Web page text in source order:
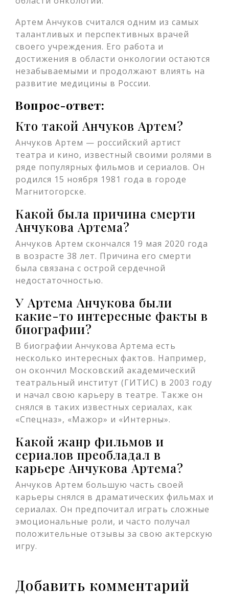
Артем Анчуков считался одним из самых
талантливых и перспективных врачей
своего учреждения. Его работа и
достижения в области онкологии остаются
незабываемыми и продолжают влиять на
развитие медицины в России.
Вопрос-ответ:
Кто такой Анчуков Артем?
Анчуков Артем — российский артист
театра и кино, известный своими ролями в
ряде популярных фильмов и сериалов. Он
родился 15 ноября 1981 года в городе
Магнитогорске.
Какой была причина смерти
Анчукова Артема?
Анчуков Артем скончался 19 мая 2020 года
в возрасте 38 лет. Причина его смерти
была связана с острой сердечной
недостаточностью.
У Артема Анчукова были
какие-то интересные факты в
биографии?
В биографии Анчукова Артема есть
несколько интересных фактов. Например,
он окончил Московский академический
театральный институт (ГИТИС) в 2003 году
и начал свою карьеру в театре. Также он
снялся в таких известных сериалах, как
«Спецназ», «Мажор» и «Интерны».
Какой жанр фильмов и
сериалов преобладал в
карьере Анчукова Артема?
Анчуков Артем большую часть своей
карьеры снялся в драматических фильмах и
сериалах. Он предпочитал играть сложные
эмоциональные роли, и часто получал
положительные отзывы за свою актерскую
игру.
Добавить комментарий